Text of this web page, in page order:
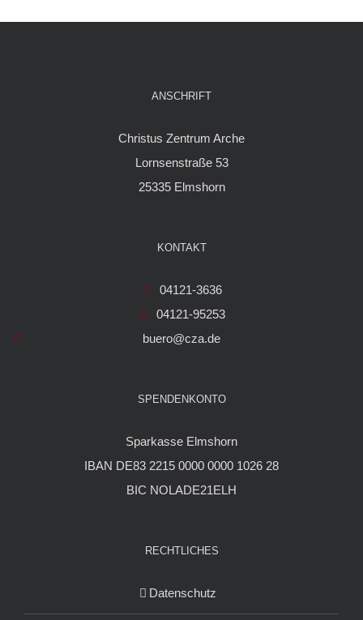
ANSCHRIFT
Christus Zentrum Arche
Lornsenstraße 53
25335 Elmshorn
KONTAKT
04121-3636
04121-95253
buero@cza.de
SPENDENKONTO
Sparkasse Elmshorn
IBAN DE83 2215 0000 0000 1026 28
BIC NOLADE21ELH
RECHTLICHES
Datenschutz